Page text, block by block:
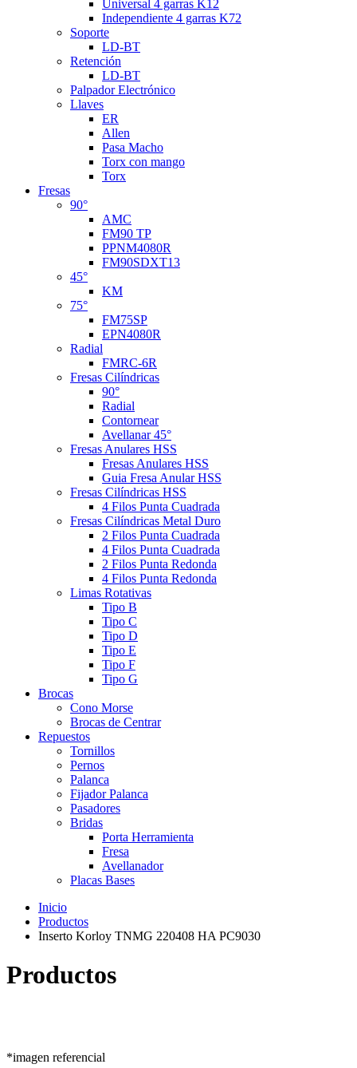
Universal 4 garras K12
Independiente 4 garras K72
Soporte
LD-BT
Retención
LD-BT
Palpador Electrónico
Llaves
ER
Allen
Pasa Macho
Torx con mango
Torx
Fresas
90°
AMC
FM90 TP
PPNM4080R
FM90SDXT13
45°
KM
75°
FM75SP
EPN4080R
Radial
FMRC-6R
Fresas Cilíndricas
90°
Radial
Contornear
Avellanar 45°
Fresas Anulares HSS
Fresas Anulares HSS
Guia Fresa Anular HSS
Fresas Cilíndricas HSS
4 Filos Punta Cuadrada
Fresas Cilíndricas Metal Duro
2 Filos Punta Cuadrada
4 Filos Punta Cuadrada
2 Filos Punta Redonda
4 Filos Punta Redonda
Limas Rotativas
Tipo B
Tipo C
Tipo D
Tipo E
Tipo F
Tipo G
Brocas
Cono Morse
Brocas de Centrar
Repuestos
Tornillos
Pernos
Palanca
Fijador Palanca
Pasadores
Bridas
Porta Herramienta
Fresa
Avellanador
Placas Bases
Inicio
Productos
Inserto Korloy TNMG 220408 HA PC9030
Productos
*imagen referencial